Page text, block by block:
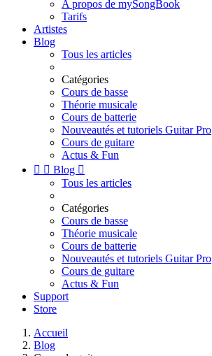
A propos de mySongBook
Tarifs
Artistes
Blog
Tous les articles
Catégories
Cours de basse
Théorie musicale
Cours de batterie
Nouveautés et tutoriels Guitar Pro
Cours de guitare
Actus & Fun
  Blog 
Tous les articles
Catégories
Cours de basse
Théorie musicale
Cours de batterie
Nouveautés et tutoriels Guitar Pro
Cours de guitare
Actus & Fun
Support
Store
Accueil
Blog